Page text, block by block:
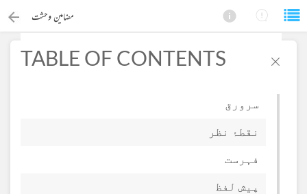
مضامین وحشت
TABLE OF CONTENTS
سرورق
نقطۂ نظر
فہرست
پیش لفظ